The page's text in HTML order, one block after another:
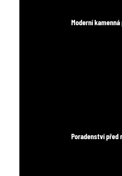
Moderní
Poradenství před